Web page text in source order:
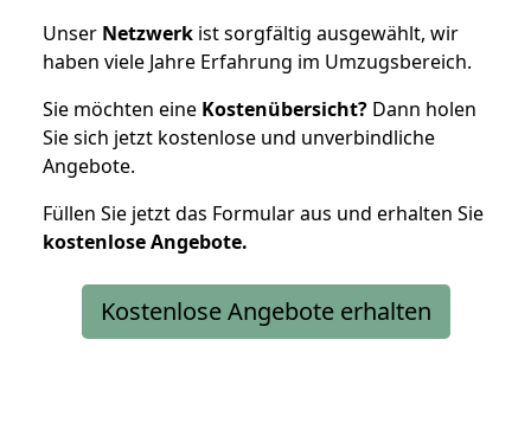
Unser Netzwerk ist sorgfältig ausgewählt, wir
haben viele Jahre Erfahrung im Umzugsbereich.
Sie möchten eine Kostenübersicht? Dann holen
Sie sich jetzt kostenlose und unverbindliche
Angebote.
Füllen Sie jetzt das Formular aus und erhalten Sie
kostenloseAngebote.
Kostenlose Angebote erhalten